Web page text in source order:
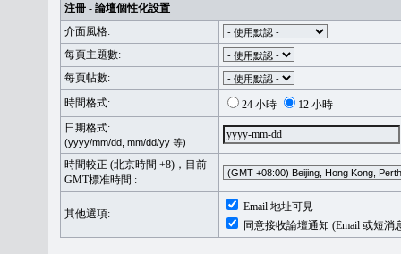
注冊 - 論壇個性化設置
介面風格:
每頁主題數:
每頁帖數:
時間格式:
24 小時
12 小時
日期格式:
(yyyy/mm/dd, mm/dd/yy 等)
時間較正 (北京時間 +8)，目前
GMT標准時間 :
其他選項:
Email 地址可見
同意接收論壇通知 (Email 或短消